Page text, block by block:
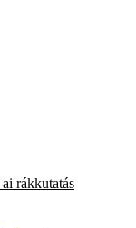
ai rákkutatás